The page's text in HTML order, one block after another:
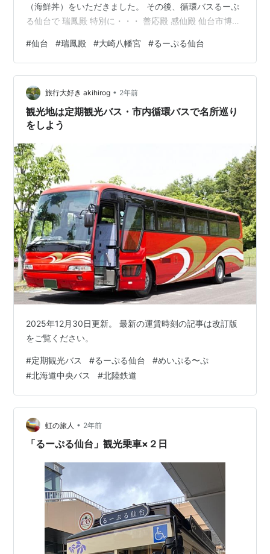
（海鮮丼）をいただきました。 その後、循環バスるーぷ
る仙台で 瑞鳳殿 特別に・・・ 善応殿 感仙殿 仙台市博物
さんの提灯ちょうど七夕だったので七夕飾りも社殿がと
ってもきれい公式ページではVR映像が見られます。 きれ
いな彫刻もくっきり。 大崎八幡宮 仙台は昨年もちょっと
だけ・・・カラオケだけ(*^-^*) これはその時の写真で
す。今回はここは行ってません。 仙台は駅が大きくて、
このと…
#仙台 #瑞鳳殿 #大崎八幡宮 #るーぷる仙台
旅行大好き akihirog • 2年前
観光地は定期観光バス・市内循環バスで名所巡り
をしよう
2025年12月30日更新。 最新の運賃時刻の記事は改訂版
をご覧ください。
#定期観光バス #るーぷる仙台 #めいぷる〜ぷ
#北海道中央バス #北陸鉄道
虹の旅人 • 2年前
「るーぷる仙台」観光乗車×２日